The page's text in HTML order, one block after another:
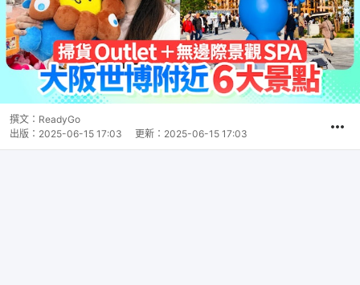
撰文： ReadyGo
出版： 2025-06-15 17:03 更新： 2025-06-15 17:03